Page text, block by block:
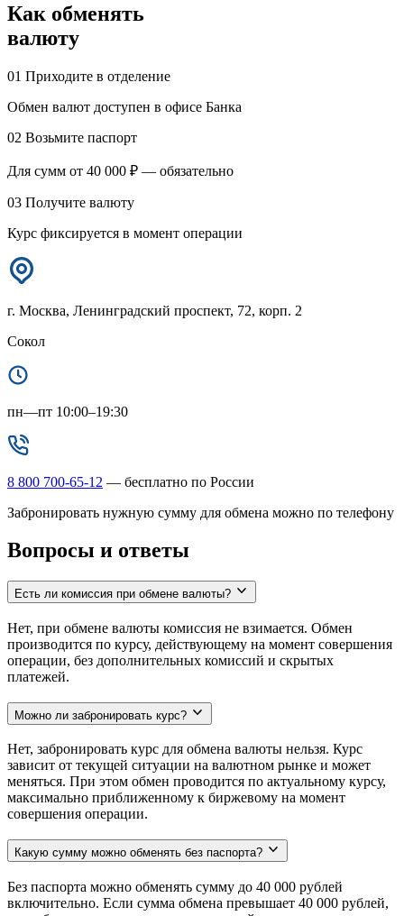
Как обменять
валюту
01 Приходите в отделение
Обмен валют доступен в офисе Банка
02 Возьмите паспорт
Для сумм от 40 000 ₽ — обязательно
03 Получите валюту
Курс фиксируется в момент операции
г. Москва, Ленинградский проспект, 72, корп. 2
Сокол
пн—пт 10:00–19:30
8 800 700-65-12 — бесплатно по России
Забронировать нужную сумму для обмена можно по телефону
Вопросы и ответы
Есть ли комиссия при обмене валюты?
Нет, при обмене валюты комиссия не взимается. Обмен
производится по курсу, действующему на момент совершения
операции, без дополнительных комиссий и скрытых
платежей.
Можно ли забронировать курс?
Нет, забронировать курс для обмена валюты нельзя. Курс
зависит от текущей ситуации на валютном рынке и может
меняться. При этом обмен проводится по актуальному курсу,
максимально приближенному к биржевому на момент
совершения операции.
Какую сумму можно обменять без паспорта?
Без паспорта можно обменять сумму до 40 000 рублей
включительно. Если сумма обмена превышает 40 000 рублей,